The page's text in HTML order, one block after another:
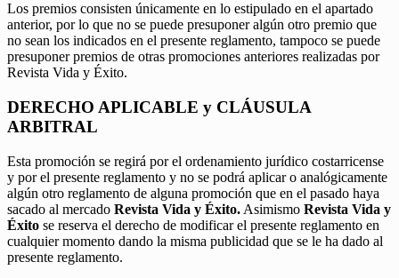
Los premios consisten únicamente en lo estipulado en el apartado
anterior, por lo que no se puede presuponer algún otro premio que
no sean los indicados en el presente reglamento, tampoco se puede
presuponer premios de otras promociones anteriores realizadas por
Revista Vida y Éxito.
DERECHO APLICABLE y CLÁUSULA
ARBITRAL
Esta promoción se regirá por el ordenamiento jurídico costarricense
y por el presente reglamento y no se podrá aplicar o analógicamente
algún otro reglamento de alguna promoción que en el pasado haya
sacado al mercado Revista Vida y Éxito. Asimismo Revista Vida y
Éxito se reserva el derecho de modificar el presente reglamento en
cualquier momento dando la misma publicidad que se le ha dado al
presente reglamento.